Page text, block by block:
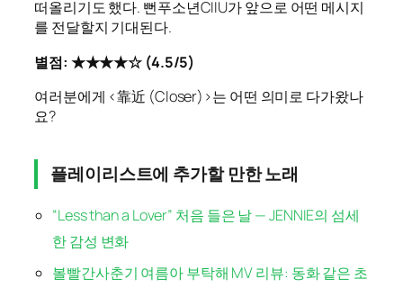
떠올리기도 했다. 뻔푸소년CIIU가 앞으로 어떤 메시지
를 전달할지 기대된다.
별점: ★★★★☆ (4.5/5)
여러분에게 <靠近 (Closer)>는 어떤 의미로 다가왔나
요?
플레이리스트에 추가할 만한 노래
“Less than a Lover” 처음 들은 날 — JENNIE의 섬세
한 감성 변화
볼빨간사춘기 여름아 부탁해 MV 리뷰: 동화 같은 초